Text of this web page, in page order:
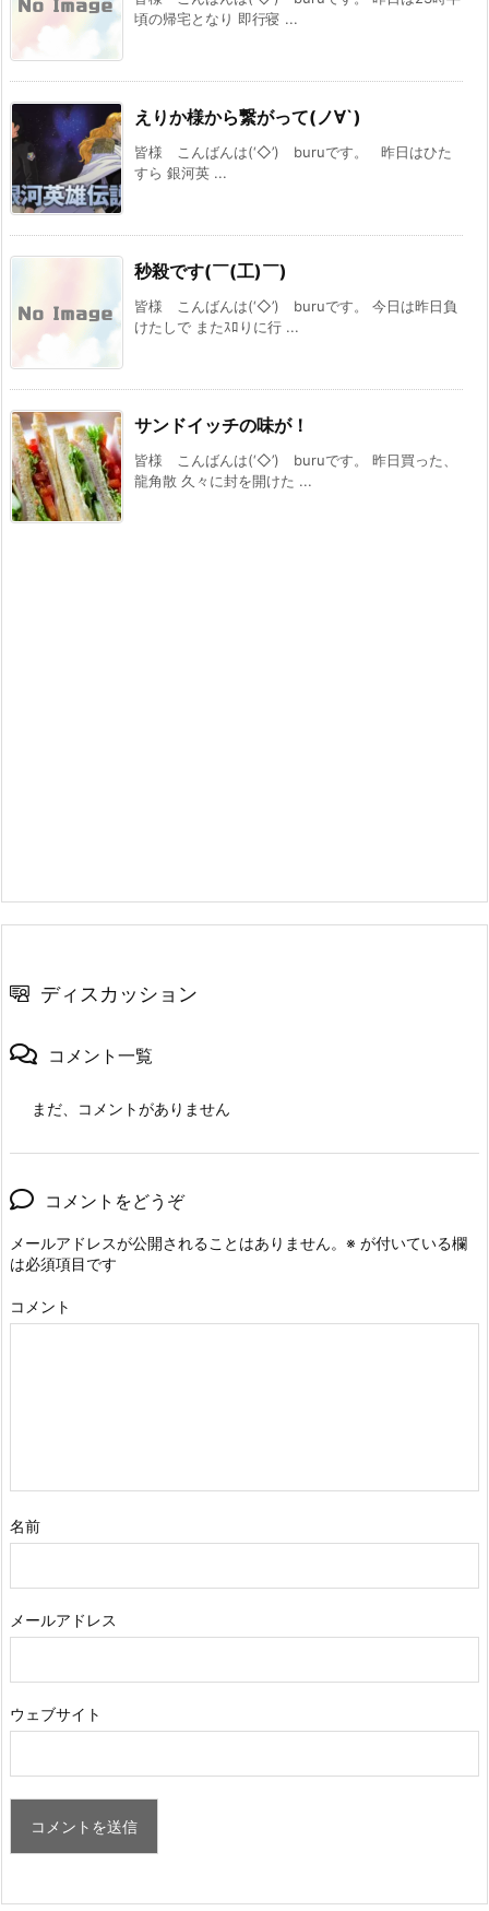
頃の帰宅となり 即行寝 ...
えりか様から繋がって(ノ∀`)
皆様 こんばんは(‘◇’)ゞburuです。 昨日はひた
すら 銀河英 ...
秒殺です(￣(工)￣)
皆様 こんばんは(‘◇’)ゞburuです。 今日は昨日負
けたしで またｽﾛりに行 ...
サンドイッチの味が！
皆様 こんばんは(‘◇’)ゞburuです。 昨日買った、
龍角散 久々に封を開けた ...
ディスカッション
コメント一覧
まだ、コメントがありません
コメントをどうぞ
メールアドレスが公開されることはありません。 ※ が付いている欄
は必須項目です
コメント
名前
メールアドレス
ウェブサイト